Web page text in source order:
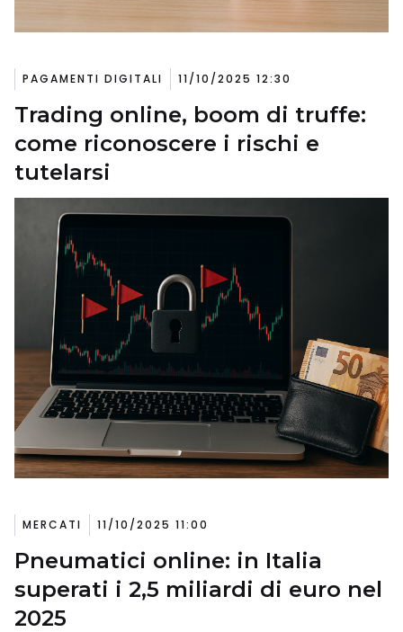
PAGAMENTI DIGITALI 11/10/2025 12:30
Trading online, boom di truffe:
come riconoscere i rischi e
tutelarsi
MERCATI 11/10/2025 11:00
Pneumatici online: in Italia
superati i 2,5 miliardi di euro nel
2025